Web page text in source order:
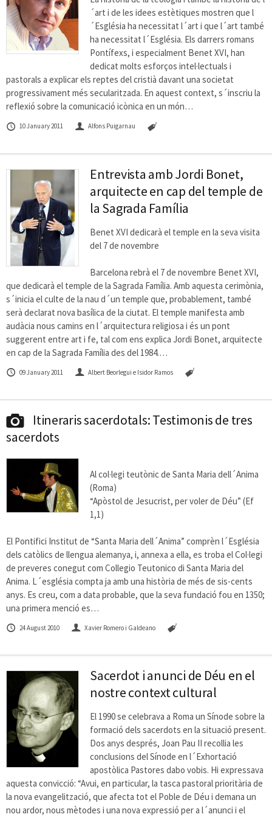
´art i de les idees estètiques mostren que l
´Església ha necessitat l´art i que l´art també
ha necessitat l´Església. Els darrers romans
Pontífexs, i especialment Benet XVI, han
dedicat molts esforços intel·lectuals i
pastorals a explicar els reptes del cristià davant una societat
progressivament més secularitzada. En aquest context, s´inscriu la
reflexió sobre la comunicació icònica en un món…
10 January 2011 Alfons Puigarnau
Entrevista amb Jordi Bonet,
arquitecte en cap del temple de
la Sagrada Família
Benet XVI dedicarà el temple en la seva visita
del 7 de novembre
Barcelona rebrà el 7 de novembre Benet XVI,
que dedicarà el temple de la Sagrada Família. Amb aquesta cerimònia,
s´inicia el culte de la nau d´un temple que, probablement, també
serà declarat nova basílica de la ciutat. El temple manifesta amb
audàcia nous camins en l´arquitectura religiosa i és un pont
suggerent entre art i fe, tal com ens explica Jordi Bonet, arquitecte
en cap de la Sagrada Família des del 1984.…
09 January 2011 Albert Beorlegui e Isidor Ramos
Itineraris sacerdotals: Testimonis de tres
sacerdots
Al col·legi teutònic de Santa Maria dell´Anima
(Roma)
“Apòstol de Jesucrist, per voler de Déu” (Ef
1,1)
El Pontifici Institut de “Santa Maria dell´Anima” comprèn l´Església
dels catòlics de llengua alemanya, i, annexa a ella, es troba el Col·legi
de preveres conegut com Collegio Teutonico di Santa Maria del
Anima. L´església compta ja amb una història de més de sis-cents
anys. Es creu, com a data probable, que la seva fundació fou en 1350;
una primera menció es…
24 August 2010 Xavier Romero i Galdeano
Sacerdot i anunci de Déu en el
nostre context cultural
El 1990 se celebrava a Roma un Sínode sobre la
formació dels sacerdots en la situació present.
Dos anys després, Joan Pau II recollia les
conclusions del Sínode en l´Exhortació
apostòlica Pastores dabo vobis. Hi expressava
aquesta convicció: “Avui, en particular, la tasca pastoral prioritària de
la nova evangelització, que afecta tot el Poble de Déu i demana un
nou ardor, nous mètodes i una nova expressió per a l´anunci i el